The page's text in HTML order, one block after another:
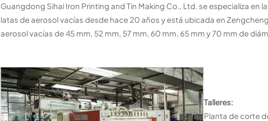
Guangdong Sihai Iron Printing and Tin Making Co., Ltd. se especializa en
latas de aerosol vacías desde hace 20 años y está ubicada en
aerosol vacías de 45 mm, 52 mm, 57 mm, 60 mm, 65 mm y 70 mm de
Talleres:
Planta de corte